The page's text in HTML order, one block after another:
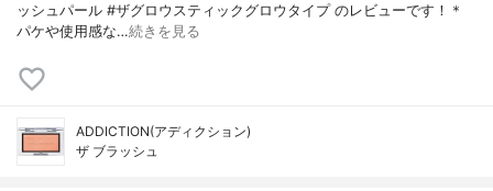
ッシュパール #ザグロウスティックグロウタイプ のレビューです！＊
パケや使用感な…続きを見る
ADDICTION(アディクション)
ザ ブラッシュ